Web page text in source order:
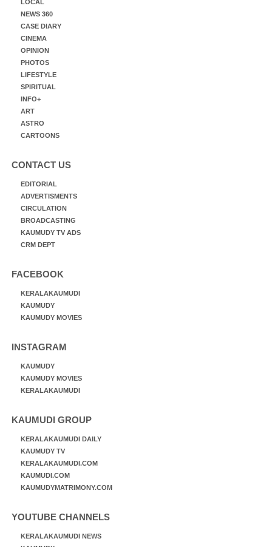
LOCAL
NEWS 360
CASE DIARY
CINEMA
OPINION
PHOTOS
LIFESTYLE
SPIRITUAL
INFO+
ART
ASTRO
CARTOONS
CONTACT US
EDITORIAL
ADVERTISMENTS
CIRCULATION
BROADCASTING
KAUMUDY TV ADS
CRM DEPT
FACEBOOK
KERALAKAUMUDI
KAUMUDY
KAUMUDY MOVIES
INSTAGRAM
KAUMUDY
KAUMUDY MOVIES
KERALAKAUMUDI
KAUMUDI GROUP
KERALAKAUMUDI DAILY
KAUMUDY TV
KERALAKAUMUDI.COM
KAUMUDI.COM
KAUMUDYMATRIMONY.COM
YOUTUBE CHANNELS
KERALAKAUMUDI NEWS